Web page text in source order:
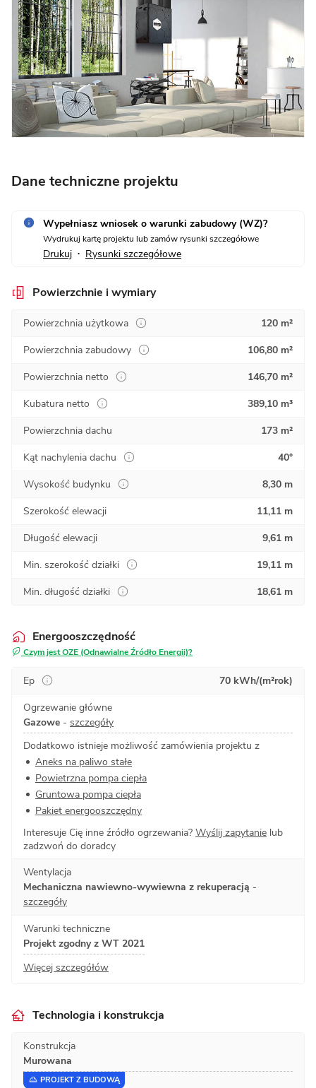
Dane techniczne projektu
Wypełniasz wniosek o warunki zabudowy (WZ)?
Wydrukuj kartę projektu lub zamów rysunki szczegółowe
Drukuj • Rysunki szczegółowe
Powierzchnie i wymiary
Powierzchnia użytkowa
120 m²
Powierzchnia zabudowy
106,80 m²
Powierzchnia netto
146,70 m²
Kubatura netto
389,10 m³
Powierzchnia dachu
173 m²
Kąt nachylenia dachu
40°
Wysokość budynku
8,30 m
Szerokość elewacji
11,11 m
Długość elewacji
9,61 m
Min. szerokość działki
19,11 m
Min. długość działki
18,61 m
Energooszczędność
Czym jest OZE (Odnawialne Źródło Energii)?
Ep
70 kWh/(m²rok)
Ogrzewanie główne
Gazowe - szczegóły
Dodatkowo istnieje możliwość zamówienia projektu z
Aneks na paliwo stałe
Powietrzna pompa ciepła
Gruntowa pompa ciepła
Pakiet energooszczędny
Interesuje Cię inne źródło ogrzewania? Wyślij zapytanie lub
zadzwoń do doradcy
Wentylacja
Mechaniczna nawiewno-wywiewna z rekuperacją -
szczegóły
Warunki techniczne
Projekt zgodny z WT 2021
Więcej szczegółów
Technologia i konstrukcja
Konstrukcja
Murowana
PROJEKT Z BUDOWĄ